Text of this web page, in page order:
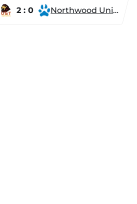
2 : 0 Northwood University